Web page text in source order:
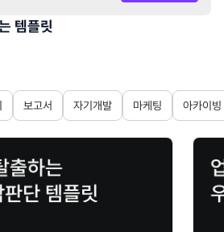
템플릿
보고서 자기개발 마케팅 아카이빙